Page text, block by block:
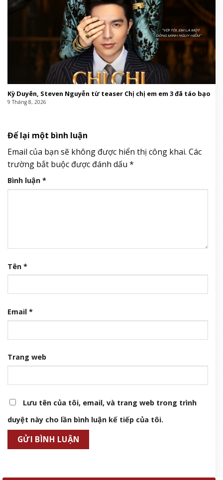
Kỳ Duyên, Steven Nguyễn từ teaser Chị chị em em 3 đã táo bạo
9 Tháng 8, 2026
Để lại một bình luận
Email của bạn sẽ không được hiển thị công khai. Các
trường bắt buộc được đánh dấu *
Bình luận *
Tên *
Email *
Trang web
Lưu tên của tôi, email, và trang web trong trình
duyệt này cho lần bình luận kế tiếp của tôi.